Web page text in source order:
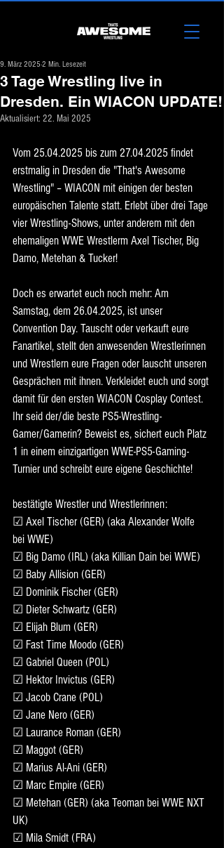
3 Tage Wrestling live in
Dresden. Ein WIACON UPDATE!
9. März 2025 2 Min. Lesezeit
Aktualisiert: 22. Mai 2025
Vom 25.04.2025 bis zum 27.04.2025 findet
erstmalig in Dresden die "That's Awesome
Wrestling" – WIACON mit einigen der besten
europäischen Talente statt. Erlebt über drei Tage
vier Wrestling-Shows, unter anderem mit den
ehemaligen WWE Wrestlerm Axel Tischer, Big
Damo, Metehan & Tucker!
Doch es erwartet euch noch mehr: Am
Samstag, dem 26.04.2025, ist unser
Convention Day. Tauscht oder verkauft eure
Fanartikel, stellt den anwesenden Wrestlerinnen
und Wrestlern eure Fragen oder lauscht unseren
Gesprächen mit ihnen. Verkleidet euch und sorgt
damit für den ersten WIACON Cosplay Contest.
Ihr seid der/die beste PS5-Wrestling-
Gamer/Gamerin? Beweist es, sichert euch Platz
1 in einem einzigartigen WWE-PS5-Gaming-
Turnier und schreibt eure eigene Geschichte!
bestätigte Wrestler und Wrestlerinnen:
☑ Axel Tischer (GER) (aka Alexander Wolfe
bei WWE)
☑ Big Damo (IRL) (aka Killian Dain bei WWE)
☑ Baby Allision (GER)
☑ Dominik Fischer (GER)
☑ Dieter Schwartz (GER)
☑ Elijah Blum (GER)
☑ Fast Time Moodo (GER)
☑ Gabriel Queen (POL)
☑ Hektor Invictus (GER)
☑ Jacob Crane (POL)
☑ Jane Nero (GER)
☑ Laurance Roman (GER)
☑ Maggot (GER)
☑ Marius Al-Ani (GER)
☑ Marc Empire (GER)
☑ Metehan (GER) (aka Teoman bei WWE NXT
UK)
☑ Mila Smidt (FRA)